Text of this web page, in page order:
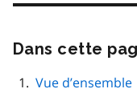
Dans cette
Vue d’ensemble